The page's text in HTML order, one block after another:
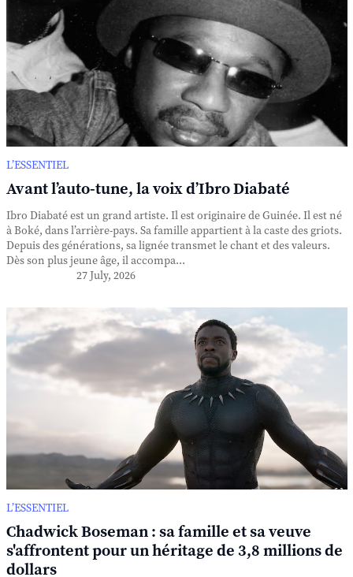
L’ESSENTIEL
Avant l’auto-tune, la voix d’Ibro Diabaté
Ibro Diabaté est un grand artiste. Il est originaire de Guinée. Il est né
à Boké, dans l’arrière-pays. Sa famille appartient à la caste des griots.
Depuis des générations, sa lignée transmet le chant et des valeurs.
Dès son plus jeune âge, il accompa...
27 July, 2026
L’ESSENTIEL
Chadwick Boseman : sa famille et sa veuve
s'affrontent pour un héritage de 3,8 millions de
dollars